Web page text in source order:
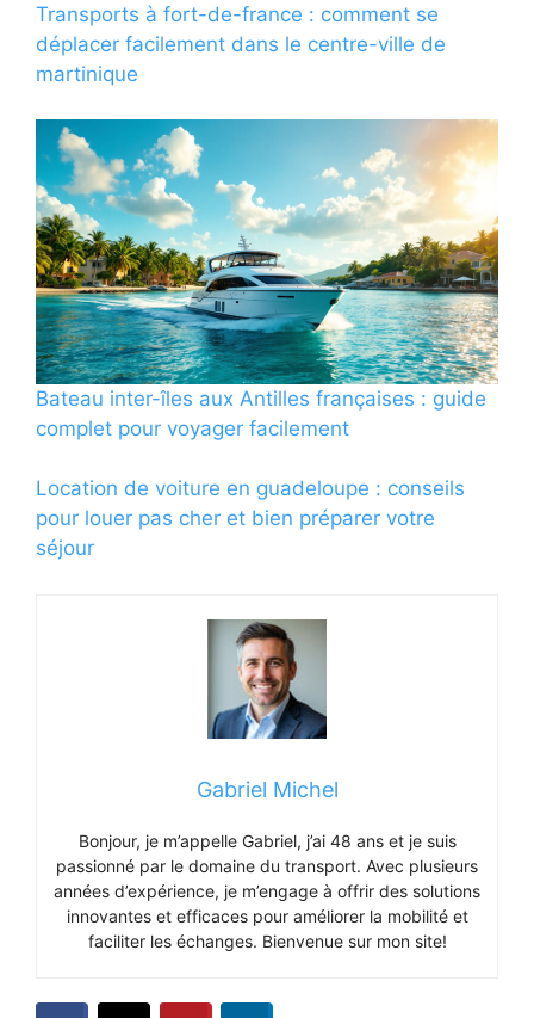
Transports à fort-de-france : comment se
déplacer facilement dans le centre-ville de
martinique
Bateau inter-îles aux Antilles françaises : guide
complet pour voyager facilement
Location de voiture en guadeloupe : conseils
pour louer pas cher et bien préparer votre
séjour
Gabriel Michel
Bonjour, je m’appelle Gabriel, j’ai 48 ans et je suis
passionné par le domaine du transport. Avec plusieurs
années d’expérience, je m’engage à offrir des solutions
innovantes et efficaces pour améliorer la mobilité et
faciliter les échanges. Bienvenue sur mon site!